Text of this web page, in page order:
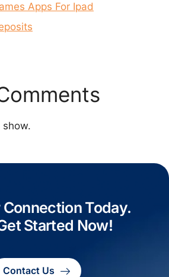
Apps For Ipad
Connection Today.
Started Now!
Contact Us